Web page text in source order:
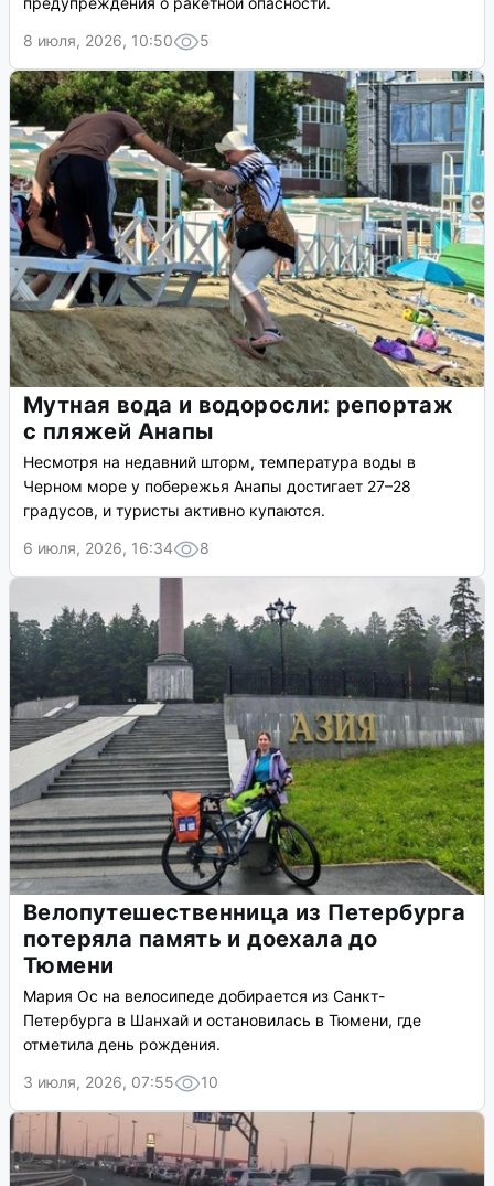
8 июля, 2026, 10:50
5
Мутная вода и водоросли: репортаж
с пляжей Анапы
Несмотря на недавний шторм, температура воды в
Черном море у побережья Анапы достигает 27–28
градусов, и туристы активно купаются.
6 июля, 2026, 16:34
8
Велопутешественница из Петербурга
потеряла память и доехала до
Тюмени
Мария Ос на велосипеде добирается из Санкт-
Петербурга в Шанхай и остановилась в Тюмени, где
отметила день рождения.
3 июля, 2026, 07:55
10